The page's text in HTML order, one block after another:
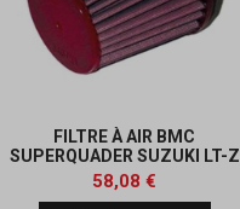
FILTRE À AIR BMC
SUPERQUADER SUZUKI LT-Z
400
Prix
58,08 €